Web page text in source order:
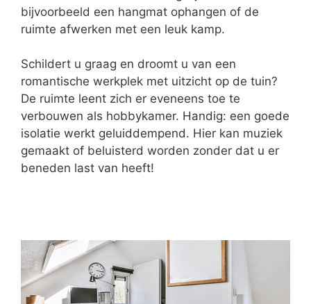
bijvoorbeeld een hangmat ophangen of de
ruimte afwerken met een leuk kamp.
Schildert u graag en droomt u van een
romantische werkplek met uitzicht op de tuin?
De ruimte leent zich er eveneens toe te
verbouwen als hobbykamer. Handig: een goede
isolatie werkt geluiddempend. Hier kan muziek
gemaakt of beluisterd worden zonder dat u er
beneden last van heeft!